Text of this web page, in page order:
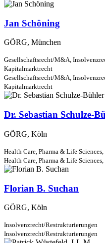
Jan Schöning
GÖRG, München
Gesellschaftsrecht/M&A,
Kapitalmarktrecht
Gesellschaftsrecht/M&A,
Kapitalmarktrecht
Dr. Sebastian Schulze-
GÖRG, Köln
Health Care, Pharma & Life Sciences,
Health Care, Pharma & Life Sciences,
Florian B. Suchan
GÖRG, Köln
Insolvenzrecht/Restrukturierungen
Insolvenzrecht/Restrukturierungen